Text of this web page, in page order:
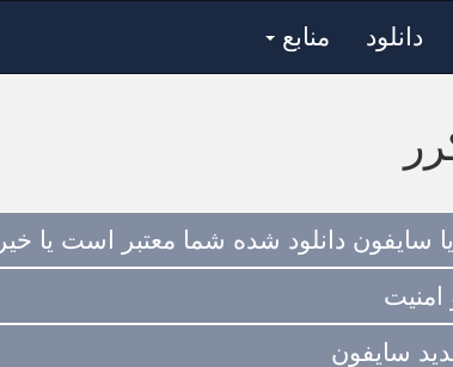
دانلود منابع
سایفون دانلود شده شما معتبر است یا خیر
سایفون